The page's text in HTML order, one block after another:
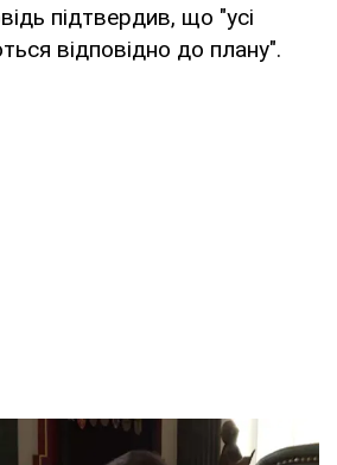
підтвердив, що "усі
відповідно до плану".